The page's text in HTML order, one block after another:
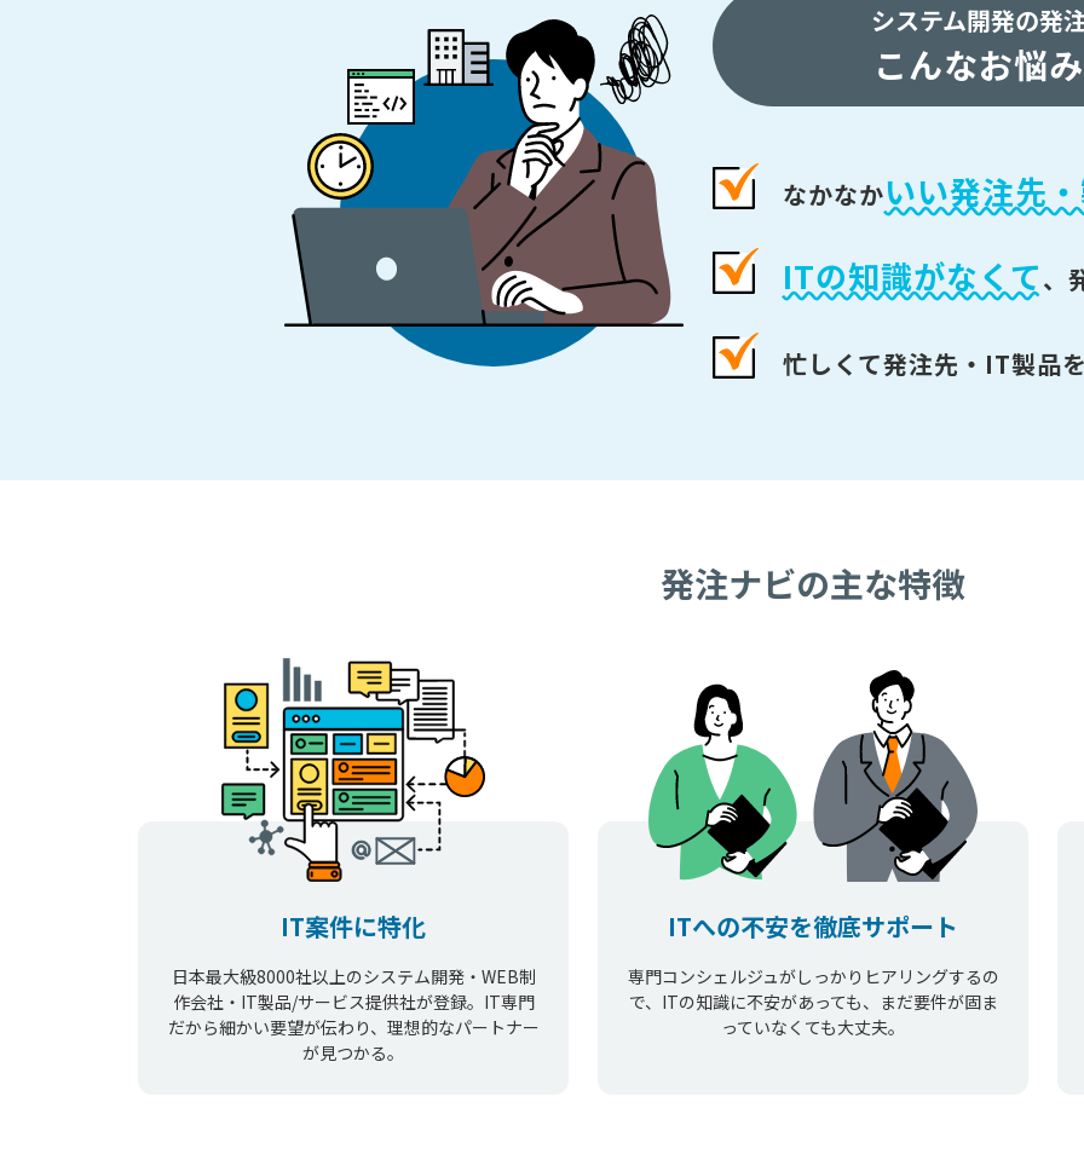
システム開発の発
こんなお悩
なかなかいい発注先
ITの知識がなくて、
忙しくて発注先・IT製品
発注ナビの主な特徴
IT案件に特化
日本最大級8000社以上のシステム開発・WEB制
作会社・IT製品/サービス提供社が登録。IT専門
だから細かい要望が伝わり、理想的なパートナー
が見つかる。
ITへの不安を徹底サポート
専門コンシェルジュがしっかりヒアリングするの
で、ITの知識に不安があっても、まだ要件が固ま
っていなくても大丈夫。